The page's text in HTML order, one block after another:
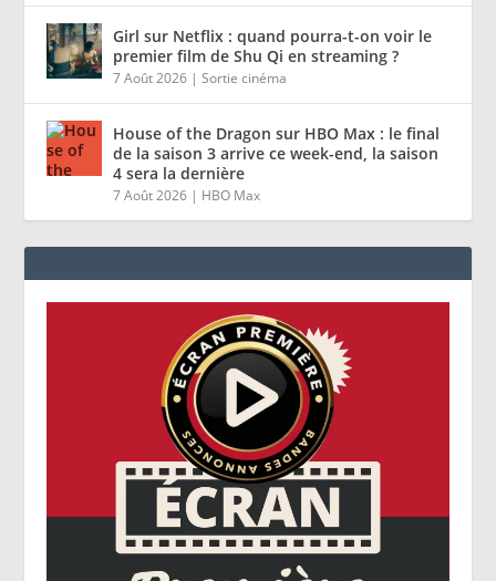
Girl sur Netflix : quand pourra-t-on voir le
premier film de Shu Qi en streaming ?
7 Août 2026 |Sortie cinéma
House of the Dragon sur HBO Max : le final
de la saison 3 arrive ce week-end, la saison
4 sera la dernière
7 Août 2026 | HBO Max